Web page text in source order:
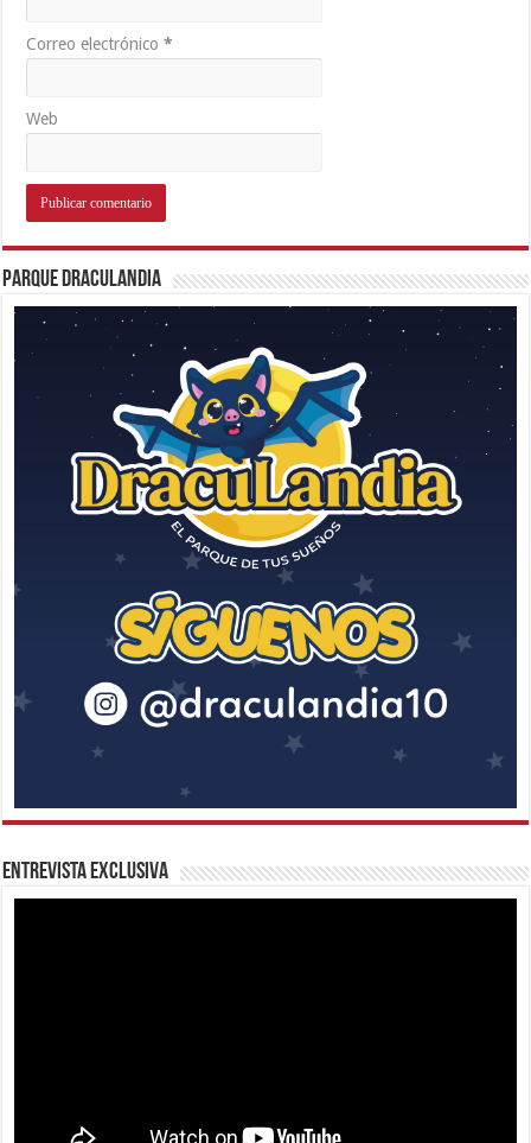
Correo electrónico*
Web
Parque Draculandia
Entrevista Exclusiva